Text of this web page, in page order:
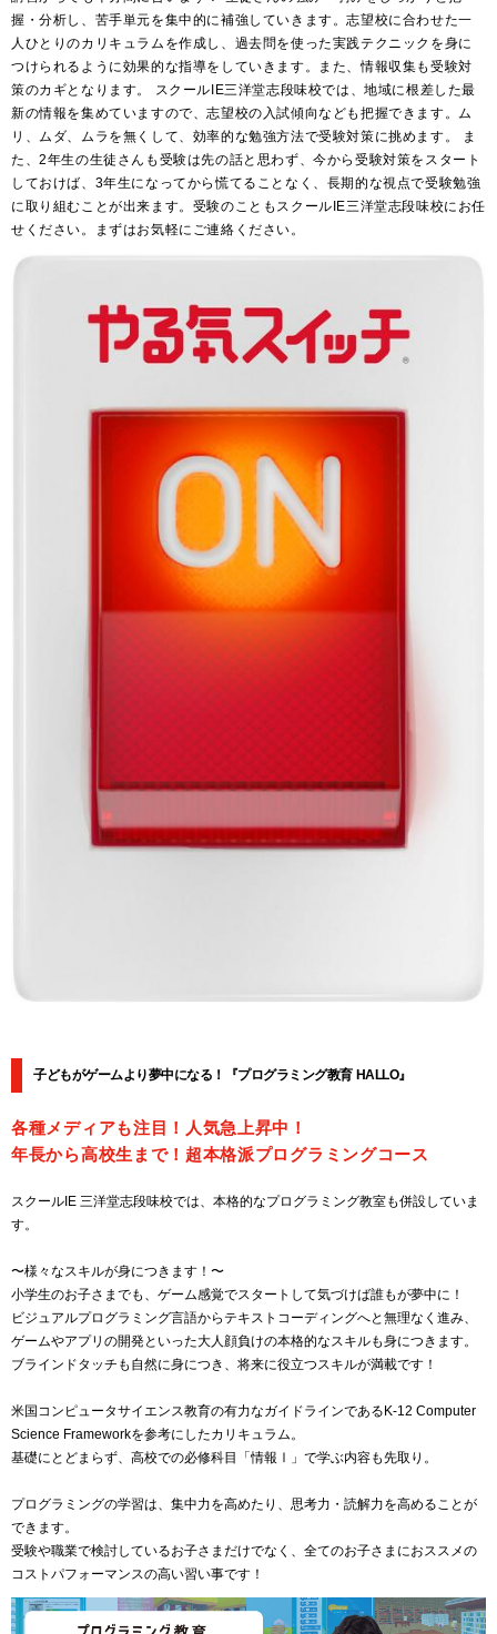
握・分析し、苦手単元を集中的に補強していきます。志望校に合わせた一
人ひとりのカリキュラムを作成し、過去問を使った実践テクニックを身に
つけられるように効果的な指導をしていきます。また、情報収集も受験対
策のカギとなります。 スクールIE三洋堂志段味校では、地域に根差した最
新の情報を集めていますので、志望校の入試傾向なども把握できます。ム
リ、ムダ、ムラを無くして、効率的な勉強方法で受験対策に挑めます。 ま
た、2年生の生徒さんも受験は先の話と思わず、今から受験対策をスタート
しておけば、3年生になってから慌てることなく、長期的な視点で受験勉強
に取り組むことが出来ます。受験のこともスクールIE三洋堂志段味校にお任
せください。まずはお気軽にご連絡ください。
子どもがゲームより夢中になる！『プログラミング教育 HALLO』
各種メディアも注目！人気急上昇中！
年長から高校生まで！超本格派プログラミングコース
スクールIE 三洋堂志段味校では、本格的なプログラミング教室も併設していま
す。
〜様々なスキルが身につきます！〜
小学生のお子さまでも、ゲーム感覚でスタートして気づけば誰もが夢中に！
ビジュアルプログラミング言語からテキストコーディングへと無理なく進み、
ゲームやアプリの開発といった大人顔負けの本格的なスキルも身につきます。
ブラインドタッチも自然に身につき、将来に役立つスキルが満載です！
米国コンピュータサイエンス教育の有力なガイドラインであるK-12 Computer
Science Frameworkを参考にしたカリキュラム。
基礎にとどまらず、高校での必修科目「情報Ⅰ」で学ぶ内容も先取り。
プログラミングの学習は、集中力を高めたり、思考力・読解力を高めることが
できます。
受験や職業で検討しているお子さまだけでなく、全てのお子さまにおススメの
コストパフォーマンスの高い習い事です！